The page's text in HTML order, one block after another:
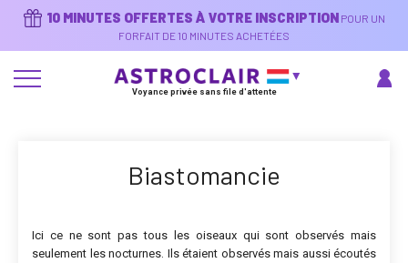
10 MINUTES OFFERTES À VOTRE INSCRIPTION POUR UN
FORFAIT DE 10 MINUTES ACHETÉES
Voyance privée sans file d'attente
Biastomancie
Ici ce ne sont pas tous les oiseaux qui sont observés mais
seulement les nocturnes. Ils étaient observés mais aussi écoutés